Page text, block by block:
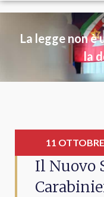
La legge non è
la
11
Il Nuovo